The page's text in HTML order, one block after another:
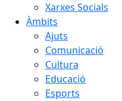
Xarxes Socials
Àmbits
Ajuts
Comunicació
Cultura
Educació
Esports